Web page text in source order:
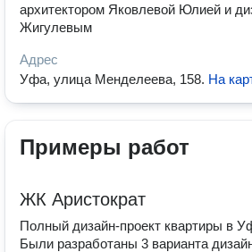
архитектором Яковлевой Юлией и
Жигулевым
Адрес
Уфа, улица Менделеева, 158. На
Примеры работ
ЖК Аристократ
Полный дизайн-проект квартиры в
Были разработаны 3 варианта